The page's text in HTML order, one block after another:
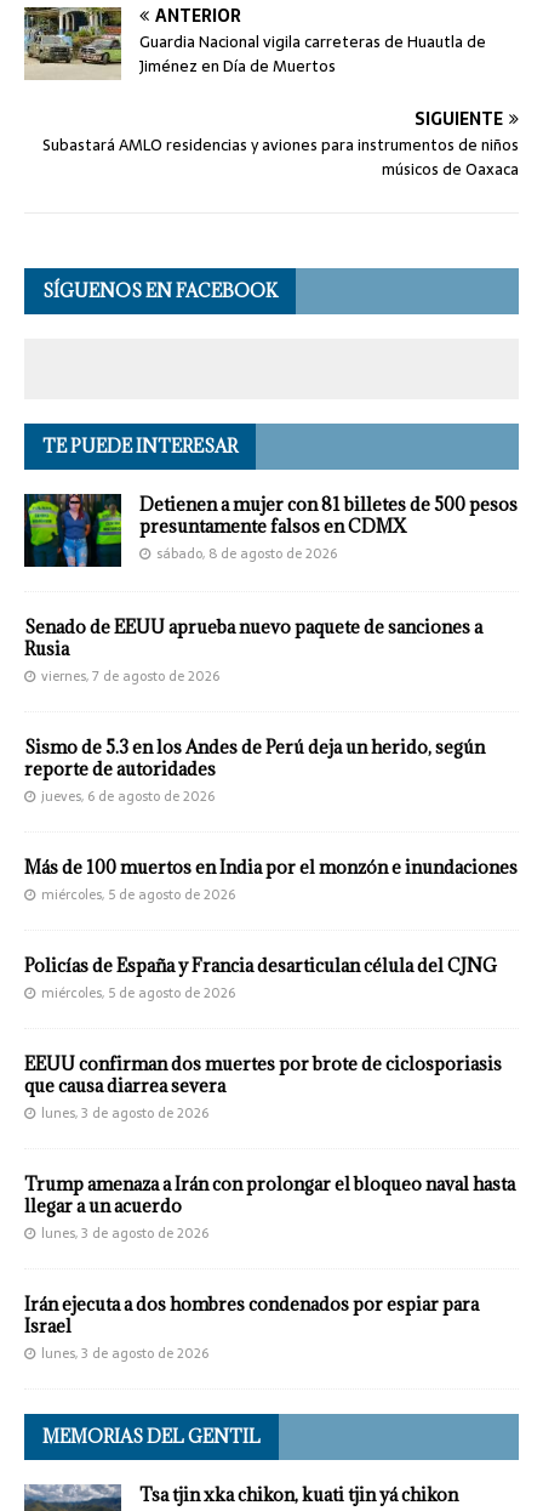
ANTERIOR
Guardia Nacional vigila carreteras de Huautla de
Jiménez en Día de Muertos
SIGUIENTE
Subastará AMLO residencias y aviones para instrumentos de niños
músicos de Oaxaca
SÍGUENOS EN FACEBOOK
TE PUEDE INTERESAR
Detienen a mujer con 81 billetes de 500 pesos
presuntamente falsos en CDMX
sábado, 8 de agosto de 2026
Senado de EEUU aprueba nuevo paquete de sanciones a
Rusia
viernes, 7 de agosto de 2026
Sismo de 5.3 en los Andes de Perú deja un herido, según
reporte de autoridades
jueves, 6 de agosto de 2026
Más de 100 muertos en India por el monzón e inundaciones
miércoles, 5 de agosto de 2026
Policías de España y Francia desarticulan célula del CJNG
miércoles, 5 de agosto de 2026
EEUU confirman dos muertes por brote de ciclosporiasis
que causa diarrea severa
lunes, 3 de agosto de 2026
Trump amenaza a Irán con prolongar el bloqueo naval hasta
llegar a un acuerdo
lunes, 3 de agosto de 2026
Irán ejecuta a dos hombres condenados por espiar para
Israel
lunes, 3 de agosto de 2026
MEMORIAS DEL GENTIL
Tsa tjin xka chikon, kuati tjin yá chikon